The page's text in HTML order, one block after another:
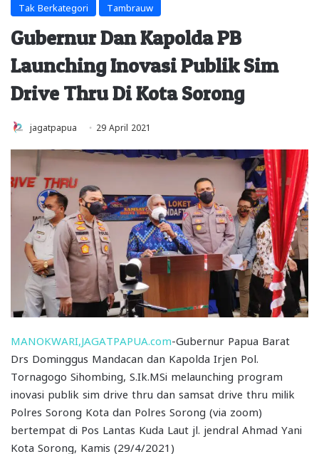
Tak Berkategori Tambrauw
Gubernur Dan Kapolda PB
Launching Inovasi Publik Sim
Drive Thru Di Kota Sorong
jagatpapua 29 April 2021
MANOKWARI,JAGATPAPUA.com-Gubernur Papua Barat
Drs Dominggus Mandacan dan Kapolda Irjen Pol.
Tornagogo Sihombing, S.Ik.MSi melaunching program
inovasi publik sim drive thru dan samsat drive thru milik
Polres Sorong Kota dan Polres Sorong (via zoom)
bertempat di Pos Lantas Kuda Laut jl. jendral Ahmad Yani
Kota Sorong, Kamis (29/4/2021)